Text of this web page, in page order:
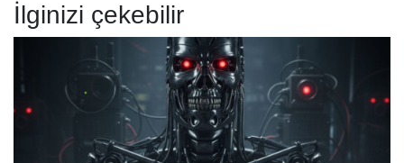
İlginizi çekebilir